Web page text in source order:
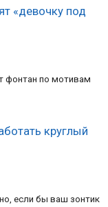
«девочку под
фонтан по мотивам
круглый
если бы ваш зонтик